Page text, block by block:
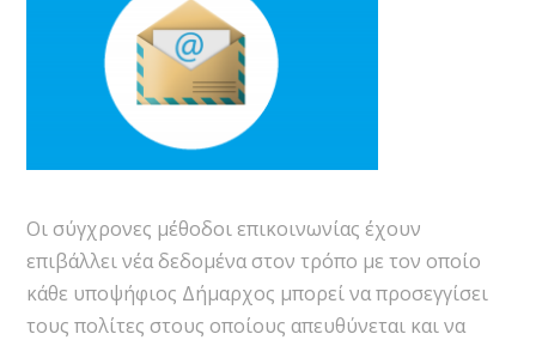
Οι σύγχρονες μέθοδοι επικοινωνίας έχουν
επιβάλλει νέα δεδομένα στον τρόπο με τον οποίο
κάθε υποψήφιος Δήμαρχος μπορεί να προσεγγίσει
τους πολίτες στους οποίους απευθύνεται και να